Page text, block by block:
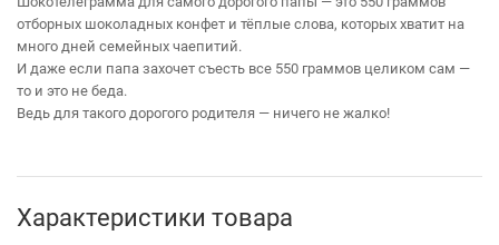
отборных шоколадных конфет и тёплые слова, которых хватит на
много дней семейных чаепитий.
И даже если папа захочет съесть все 550 граммов целиком сам —
то и это не беда.
Ведь для такого дорогого родителя — ничего не жалко!
Характеристики товара